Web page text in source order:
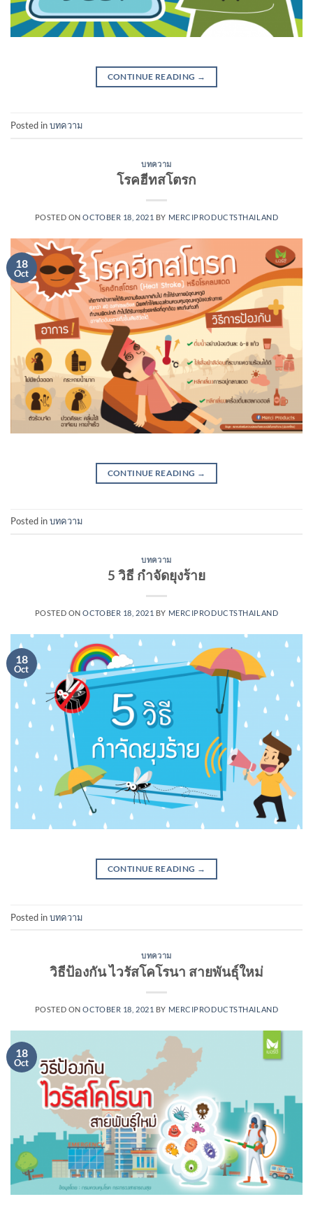
CONTINUE READING →
Posted inบทความ
บทความ
โรคฮีทสโตรก
POSTED ONOCTOBER 18, 2021 BY MERCIPRODUCTSTHAILAND
18
Oct
CONTINUE READING →
Posted inบทความ
บทความ
5 วิธี กำจัดยุงร้าย
POSTED ONOCTOBER 18, 2021 BY MERCIPRODUCTSTHAILAND
18
Oct
CONTINUE READING →
Posted inบทความ
บทความ
วิธีป้องกัน ไวรัสโคโรนา สายพันธ์ุใหม่
POSTED ONOCTOBER 18, 2021 BY MERCIPRODUCTSTHAILAND
18
Oct